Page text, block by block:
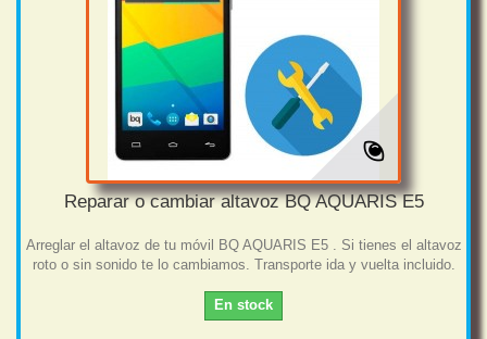
Reparar o cambiar altavoz BQ AQUARIS E5
Arreglar el altavoz de tu móvil BQ AQUARIS E5 . Si tienes el altavoz
roto o sin sonido te lo cambiamos. Transporte ida y vuelta incluido.
En stock